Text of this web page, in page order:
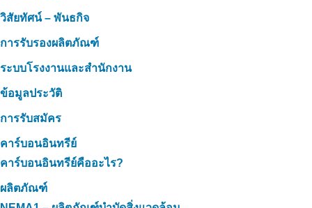
วิสัยทัศน์ – พันธกิจ
การรับรองผลิตภัณฑ์
ระบบโรงงานและสำนักงาน
ข้อมูลประวัติ
การรับสมัคร
คาร์บอนอินทรีย์
คาร์บอนอินทรีย์คืออะไร?
ผลิตภัณฑ์